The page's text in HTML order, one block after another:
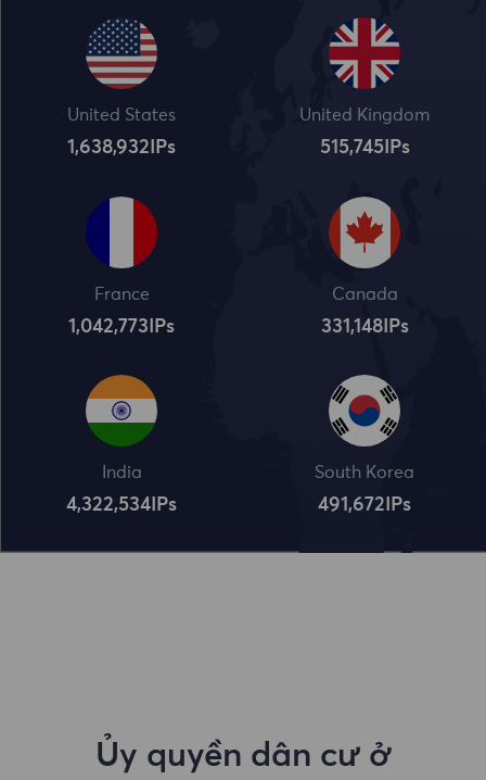
United States
1,638,932 IPs
United Kingdom
515,745IPs
France
1,042,773 IPs
Canada
331,148IPs
India
4,322,534 IPs
South Korea
491,672 IPs
Ủy quyền dân cư ở